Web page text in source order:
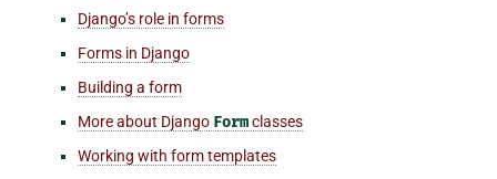
Django’s role in forms
Forms in Django
Building a form
More about Django Formclasses
Working with form templates